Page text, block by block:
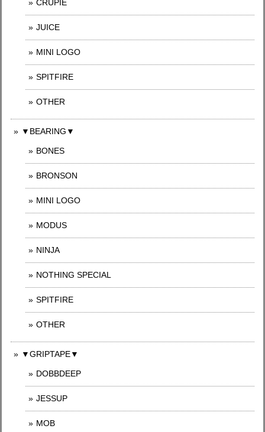
CRUPIE
JUICE
MINI LOGO
SPITFIRE
OTHER
▼BEARING▼
BONES
BRONSON
MINI LOGO
MODUS
NINJA
NOTHING SPECIAL
SPITFIRE
OTHER
▼GRIPTAPE▼
DOBBDEEP
JESSUP
MOB